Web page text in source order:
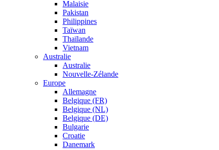
Malaisie
Pakistan
Philippines
Taïwan
Thaïlande
Vietnam
Australie
Australie
Nouvelle-Zélande
Europe
Allemagne
Belgique (FR)
Belgique (NL)
Belgique (DE)
Bulgarie
Croatie
Danemark